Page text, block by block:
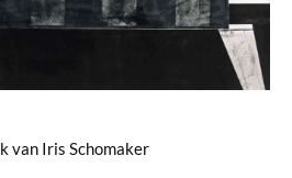
van Iris Schomaker